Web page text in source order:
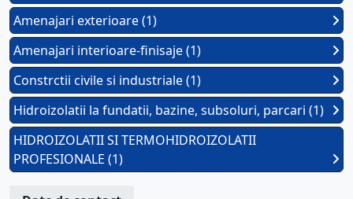
Amenajari exterioare (1)
Amenajari interioare-finisaje (1)
Constrctii civile si industriale (1)
Hidroizolatii la fundatii, bazine, subsoluri, parcari (1)
HIDROIZOLATII SI TERMOHIDROIZOLATII
PROFESIONALE (1)